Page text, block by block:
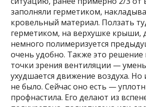
заполняли герметиком,
кровельный материал. Ползать
герметиком, на верхушке крыши,
немного полимеризуется
очень удобно. Также это решение
точки зрения вентиляции —
ухудшается движение воздуха.
не было. Сейчас оно есть —
профнастила. Его делают из